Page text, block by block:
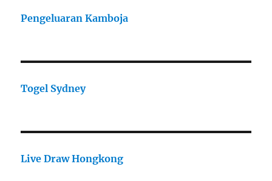
Pengeluaran Kamboja
Togel Sydney
Live Draw Hongkong